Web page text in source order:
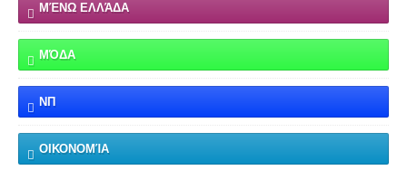
ΜΈΝΩ ΕΛΛΆΔΑ
ΜΌΔΑ
ΝΠ
ΟΙΚΟΝΟΜΊΑ